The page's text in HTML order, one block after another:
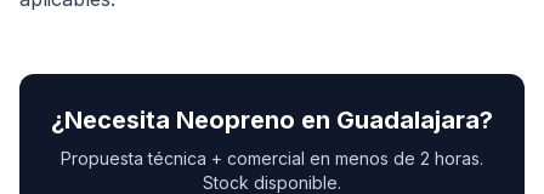
¿Necesita Neopreno en Guadalajara?
Propuesta técnica + comercial en menos de 2 horas.
Stock disponible.